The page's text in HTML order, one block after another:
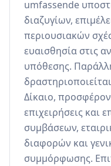
umfassende
διαζυγίων,
περιουσιακών
ευαισθησία στις
υπόθεσης.
Δίκαιο,
επιχειρήσεις και
συμβάσεων,
διαφορών και
συμμόρφωσης.